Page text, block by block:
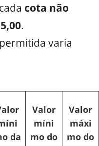
cota não
.
varia
da
Valor
míni
mo do
Valor
máxi
mo do